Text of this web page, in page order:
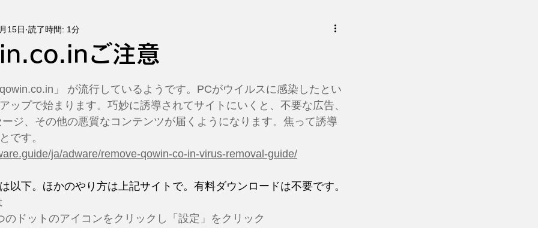
ご注意
15日 読了時間: 1分
」 が流行しているようです。PCがウイルスに感染したとい
ップで始まります。巧妙に誘導されてサイトにいくと、不要な広告、
ージ、その他の悪質なコンテンツが届くようになります。焦って誘導
です。
ja/adware/remove-qowin-co-in-virus-removal-guide/
以下。ほかのやり方は上記サイトで。有料ダウンロードは不要です。
のドットのアイコンをクリックし「設定」をクリック